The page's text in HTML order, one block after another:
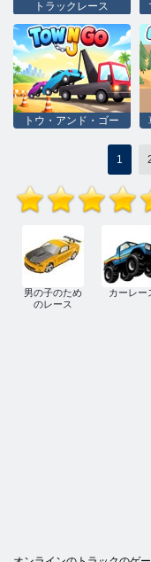
トラックレース
トウ・アンド・ゴー
1
男の子のため
のレース
カーレー